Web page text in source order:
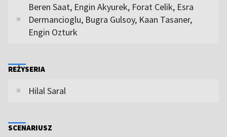
Beren Saat, Engin Akyurek, Forat Celik, Esra
Dermancioglu, Bugra Gulsoy, Kaan Tasaner,
Engin Ozturk
REŻYSERIA
Hilal Saral
SCENARIUSZ